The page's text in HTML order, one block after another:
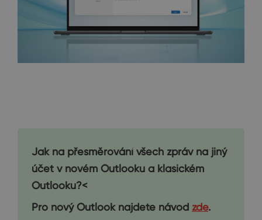
Jak na přesměrování všech zpráv na jiný
účet v novém Outlooku a klasickém
Outlooku?<
Pro nový Outlook najdete návod zde.